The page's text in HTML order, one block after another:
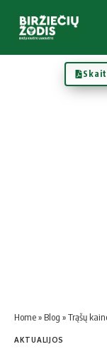
Home» Blog »Trąšų kainos
AKTUALIJOS